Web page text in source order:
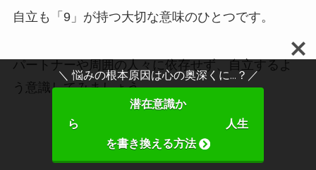
自立も「9」が持つ大切な意味のひとつです。
パートナーや周囲の人々に依存せず、自立するよ
う意識してみましょう。
＼ 悩みの根本原因は心の奥深くに...？／
潜在意識か
ら 人生
を書き換える方法